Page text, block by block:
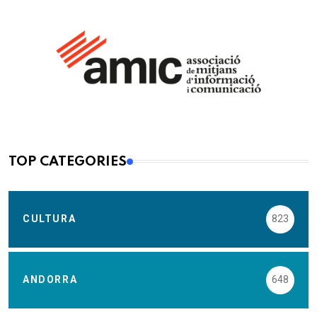
TOP CATEGORIES
CULTURA 823
ANDORRA 648